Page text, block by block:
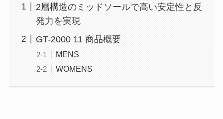
2層構造のミッドソールで高い安定性と反
発力を実現
GT-2000 11 商品概要
MENS
WOMENS